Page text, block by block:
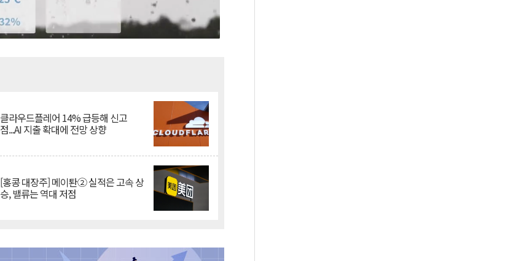
클라우드플레어 14% 급등해 신고
점...AI 지출 확대에 전망 상향
[홍콩 대장주] 메이퇀② 실적은 고속 상
승, 밸류는 역대 저점